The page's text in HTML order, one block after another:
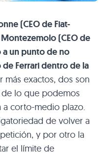
(CEO de Fiat-
(CEO de
a un punto de no
Ferrari dentro de la
más exactos, dos son
lo que podemos
a corto-medio plazo.
de volver a
y por otro la
el límite de